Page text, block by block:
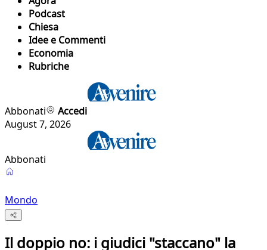
Podcast
Chiesa
Idee e Commenti
Economia
Rubriche
Abbonati
Accedi
August 7, 2026
Abbonati
Mondo
Il doppio no: i giudici "staccano" la